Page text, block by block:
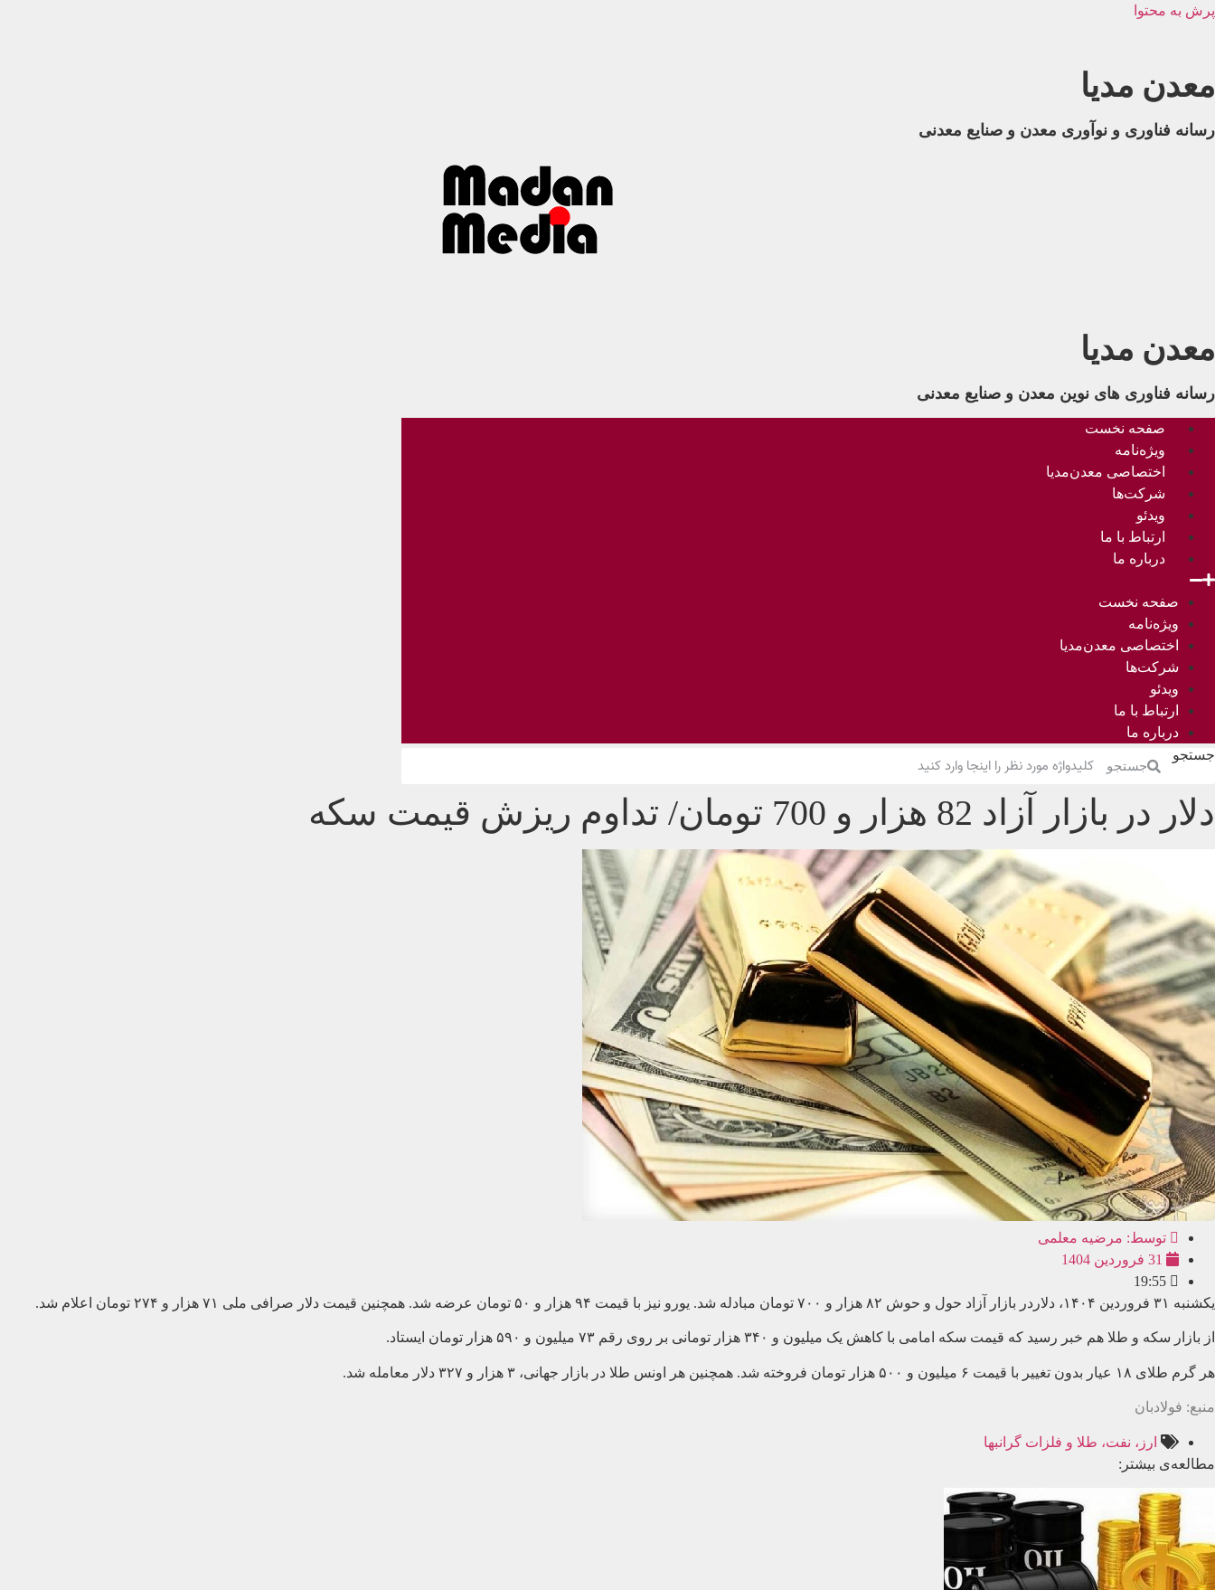
پرش به محتوا
معدن مدیا
رسانه فناوری و نوآوری معدن و صنایع معدنی
معدن مدیا
رسانه فناوری های نوین معدن و صنایع معدنی
صفحه نخست
ویژه‌نامه
اختصاصی معدن‌مدیا
شرکت‌ها
ویدئو
ارتباط با ما
درباره ما
صفحه نخست
ویژه‌نامه
اختصاصی معدن‌مدیا
شرکت‌ها
ویدئو
ارتباط با ما
درباره ما
جستجو
جستجو
دلار در بازار آزاد 82 هزار و 700 تومان/ تداوم ریزش قیمت سکه
توسط: مرضیه معلمی
31 فروردین 1404
19:55
یکشنبه ۳۱ فروردین ۱۴۰۴، دلاردر بازار آزاد حول و حوش ۸۲ هزار و ۷۰۰ تومان مبادله شد. یورو نیز با قیمت ۹۴ هزار و ۵۰ تومان عرضه شد. همچنین قیمت دلار صرافی ملی ۷۱ هزار و ۲۷۴ تومان اعلام شد.
از بازار سکه و طلا هم خبر رسید که قیمت سکه امامی با کاهش یک میلیون و ۳۴۰ هزار تومانی بر روی رقم ۷۳ میلیون و ۵۹۰ هزار تومان ایستاد.
هر گرم طلای ۱۸ عیار بدون تغییر با قیمت ۶ میلیون و ۵۰۰ هزار تومان فروخته شد. همچنین هر اونس طلا در بازار جهانی، ۳ هزار و ۳۲۷ دلار معامله شد.
منبع: فولادبان
ارز، نفت، طلا و فلزات گرانبها
مطالعه‌ی بیشتر: